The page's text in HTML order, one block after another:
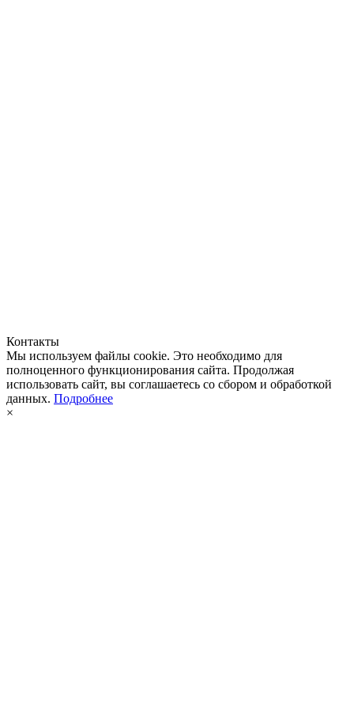
Контакты
Мы используем файлы cookie. Это необходимо для
полноценного функционирования сайта. Продолжая
использовать сайт, вы соглашаетесь со сбором и обработкой
данных. Подробнее
×